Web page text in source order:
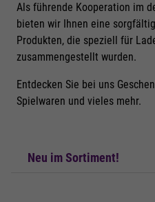
Als führende Kooperation im
bieten wir Ihnen eine
Produkten, die speziell für
zusammengestellt wurden.
Entdecken Sie bei uns
Spielwaren und vieles mehr.
Neu im Sortiment!